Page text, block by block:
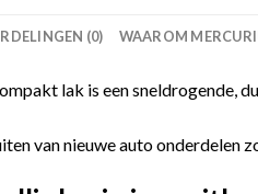
(0) WAAROM
lak is een sneldrogende,
van nieuwe auto onderdelen